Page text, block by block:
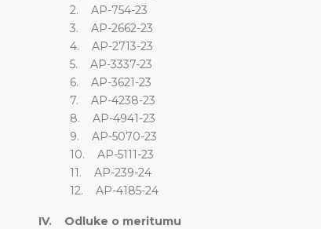
2. AP-754-23
3. AP-2662-23
4. AP-2713-23
5. AP-3337-23
6. AP-3621-23
7. AP-4238-23
8. AP-4941-23
9. AP-5070-23
10. AP-5111-23
11. AP-239-24
12. AP-4185-24
IV. Odluke o meritumu